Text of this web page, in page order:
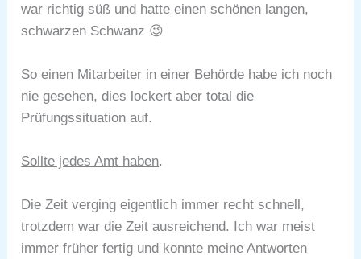
war richtig süß und hatte einen schönen langen,
schwarzen Schwanz 😉
So einen Mitarbeiter in einer Behörde habe ich noch
nie gesehen, dies lockert aber total die
Prüfungssituation auf.
Sollte jedes Amt haben.
Die Zeit verging eigentlich immer recht schnell,
trotzdem war die Zeit ausreichend. Ich war meist
immer früher fertig und konnte meine Antworten